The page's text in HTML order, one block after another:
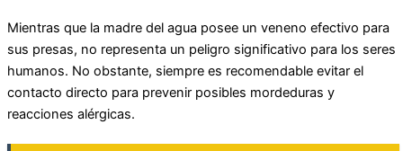
Mientras que la madre del agua posee un veneno efectivo para
sus presas, no representa un peligro significativo para los seres
humanos. No obstante, siempre es recomendable evitar el
contacto directo para prevenir posibles mordeduras y
reacciones alérgicas.